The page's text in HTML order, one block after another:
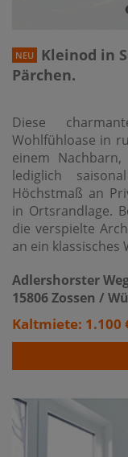
NEU
Kleinod in
Pärchen.
Diese
Wohlfühloase in
einem
lediglich
Höchstmaß an
in Ortsrandlage.
die verspielte
an ein klassisches
Adlershorster
15806 Zossen /
Kaltmiete: 1.100